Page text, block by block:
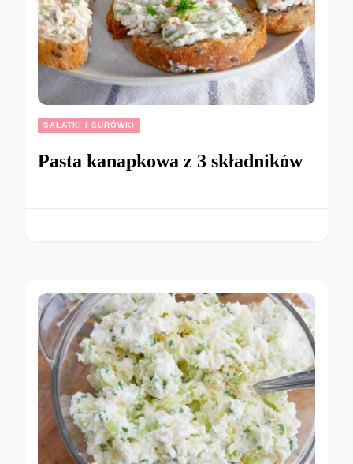
SAŁATKI I SURÓWKI
Pasta kanapkowa z 3 składników